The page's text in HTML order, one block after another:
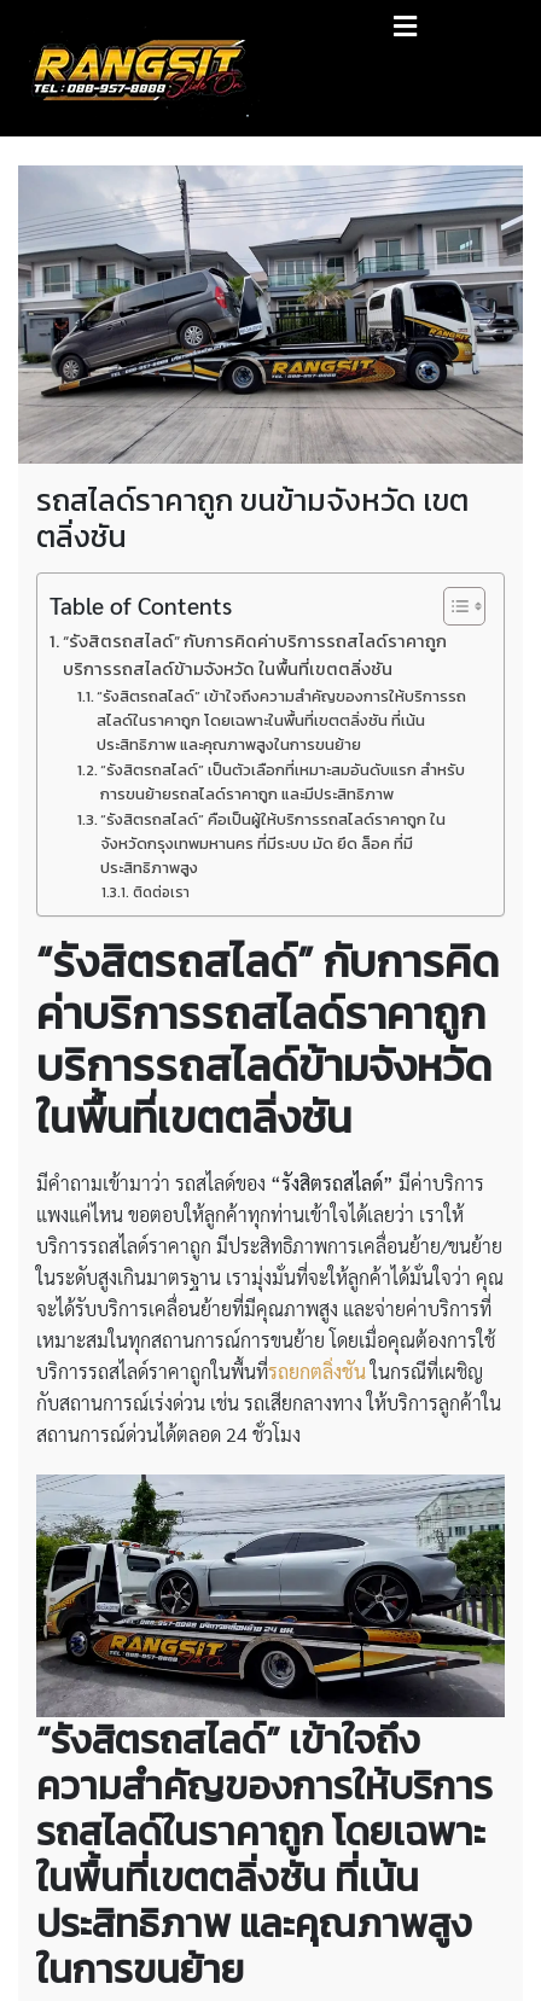
content
RANGSIT SlideON
รถยก168 รถสไลด์รังสิต รถสไลด์ ราคาถูก
รถสไลด์ราคาถูก ขนข้ามจังหวัด เขต
ตลิ่งชัน
Table of Contents
“รังสิตรถสไลด์” กับการคิดค่าบริการรถสไลด์ราคาถูก
บริการรถสไลด์ข้ามจังหวัด ในพื้นที่เขตตลิ่งชัน
“รังสิตรถสไลด์” เข้าใจถึงความสำคัญของการให้บริการรถ
สไลด์ในราคาถูก โดยเฉพาะในพื้นที่เขตตลิ่งชัน ที่เน้น
ประสิทธิภาพ และคุณภาพสูงในการขนย้าย
“รังสิตรถสไลด์” เป็นตัวเลือกที่เหมาะสมอันดับแรก สำหรับ
การขนย้ายรถสไลด์ราคาถูก และมีประสิทธิภาพ
“รังสิตรถสไลด์” คือเป็นผู้ให้บริการรถสไลด์ราคาถูก ใน
จังหวัดกรุงเทพมหานคร ที่มีระบบ มัด ยึด ล็อค ที่มี
ประสิทธิภาพสูง
ติดต่อเรา
“รังสิตรถสไลด์” กับการคิด
ค่าบริการรถสไลด์ราคาถูก
บริการรถสไลด์ข้ามจังหวัด
ในพื้นที่เขตตลิ่งชัน
มีคำถามเข้ามาว่า รถสไลด์ของ “รังสิตรถสไลด์” มีค่าบริการ
แพงแค่ไหน ขอตอบให้ลูกค้าทุกท่านเข้าใจได้เลยว่า เราให้
บริการรถสไลด์ราคาถูก มีประสิทธิภาพการเคลื่อนย้าย/ขนย้าย
ในระดับสูงเกินมาตรฐาน เรามุ่งมั่นที่จะให้ลูกค้าได้มั่นใจว่า คุณ
จะได้รับบริการเคลื่อนย้ายที่มีคุณภาพสูง และจ่ายค่าบริการที่
เหมาะสมในทุกสถานการณ์การขนย้าย โดยเมื่อคุณต้องการใช้
บริการรถสไลด์ราคาถูกในพื้นที่รถยกตลิ่งชันในกรณีที่เผชิญ
กับสถานการณ์เร่งด่วน เช่น รถเสียกลางทาง ให้บริการลูกค้าใน
สถานการณ์ด่วนได้ตลอด 24 ชั่วโมง
“รังสิตรถสไลด์” เข้าใจถึง
ความสำคัญของการให้บริการ
รถสไลด์ในราคาถูก โดยเฉพาะ
ในพื้นที่เขตตลิ่งชัน ที่เน้น
ประสิทธิภาพ และคุณภาพสูง
ในการขนย้าย